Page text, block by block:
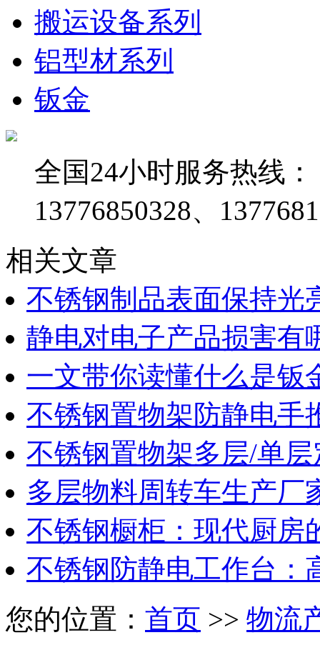
搬运设备系列
铝型材系列
钣金
全国24小时服务热线：
13776850328、
相关文章
不锈钢制品表面保持光
静电对电子产品损害有
一文带你读懂什么是钣
不锈钢置物架防静电手
不锈钢置物架多层/单
多层物料周转车生产厂
不锈钢橱柜：现代厨房
不锈钢防静电工作台：
您的位置： 首页 >> 物流